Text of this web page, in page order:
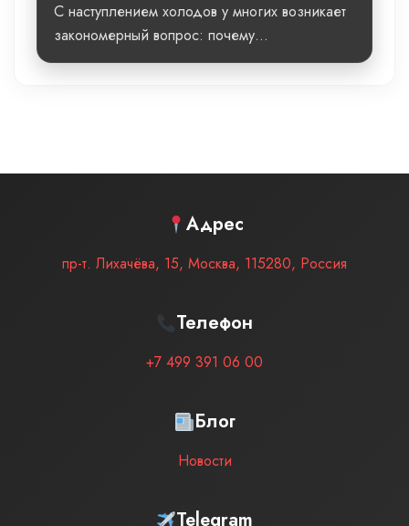
С наступлением холодов у многих возникает
закономерный вопрос: почему...
Адрес
пр-т. Лихачёва, 15, Москва, 115280, Россия
Телефон
+7 499 391 06 00
Блог
Новости
Telegram